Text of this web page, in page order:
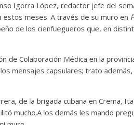
Igorra López, redactor jefe del
meses. A través de su muro en
de los cienfuegueros que, en
de Colaboración Médica en la
mensajes capsulares; trato
de la brigada cubana en Crema,
mucho.A los demás les mando
del